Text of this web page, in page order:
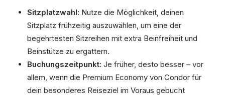
Sitzplatzwahl: Nutze die Möglichkeit, deinen
Sitzplatz frühzeitig auszuwählen, um eine der
begehrtesten Sitzreihen mit extra Beinfreiheit und
Beinstütze zu ergattern.
Buchungszeitpunkt: Je früher, desto besser – vor
allem, wenn die Premium Economy von Condor für
dein besonderes Reiseziel im Voraus gebucht